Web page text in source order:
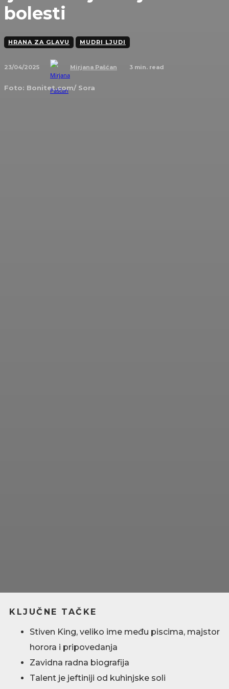
bolesti
HRANA ZA GLAVU MUDRI LJUDI
23/04/2025 Mirjana Pašćan 3 min. read
Foto: Bonitet.com/ Sora
KLJUČNE TAČKE
Stiven King, veliko ime među piscima, majstor
horora i pripovedanja
Zavidna radna biografija
Talent je jeftiniji od kuhinjske soli